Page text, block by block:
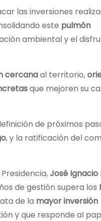
las inversiones
este pulmón
ambiental y el
cercanaal territorio,
que mejoren su
de próximos
, y la ratificación del
José Ignacio
de gestión supera los
de la mayor inversión
y que responde al